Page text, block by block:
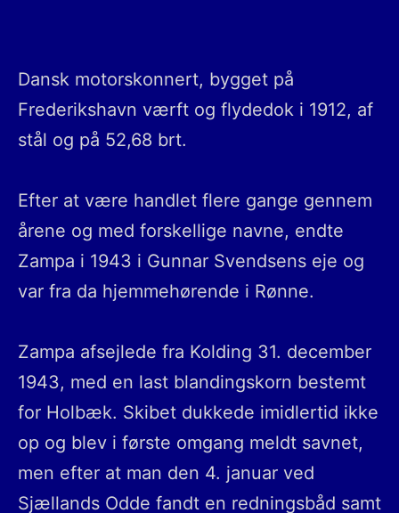
Dansk motorskonnert, bygget på
Frederikshavn værft og flydedok i 1912, af
stål og på 52,68 brt.
Efter at være handlet flere gange gennem
årene og med forskellige navne, endte
Zampa i 1943 i Gunnar Svendsens eje og
var fra da hjemmehørende i Rønne.
Zampa afsejlede fra Kolding 31. december
1943, med en last blandingskorn bestemt
for Holbæk. Skibet dukkede imidlertid ikke
op og blev i første omgang meldt savnet,
men efter at man den 4. januar ved
Sjællands Odde fandt en redningsbåd samt